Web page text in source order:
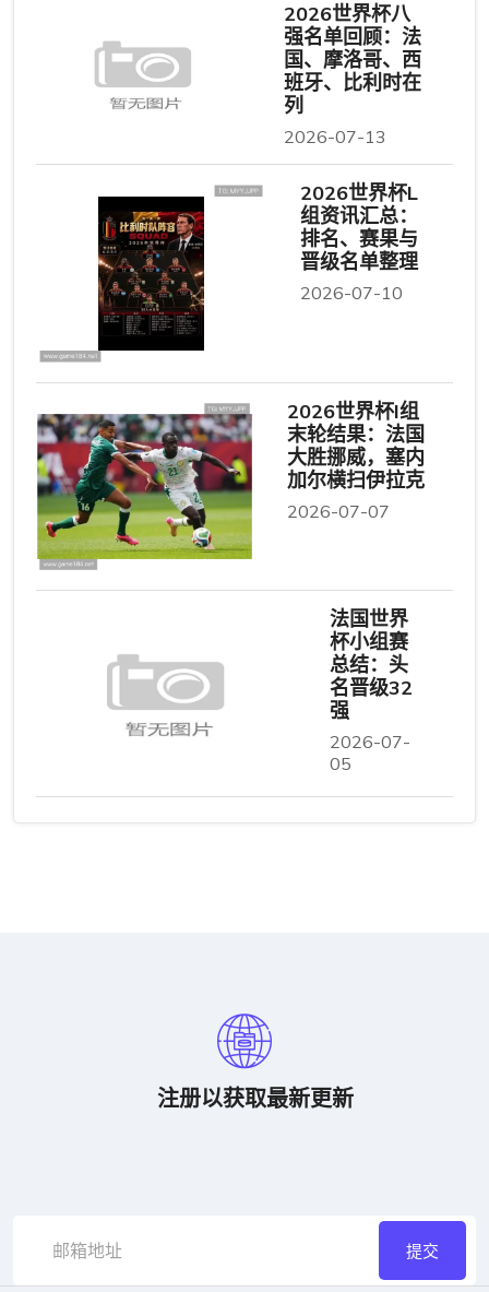
2026世界杯八
强名单回顾：法
国、摩洛哥、西
班牙、比利时在
列
2026-07-13
2026世界杯L
组资讯汇总：
排名、赛果与
晋级名单整理
2026-07-10
2026世界杯I组
末轮结果：法国
大胜挪威，塞内
加尔横扫伊拉克
2026-07-07
法国世界
杯小组赛
总结：头
名晋级32
强
2026-07-
05
注册以获取最新更新
提交